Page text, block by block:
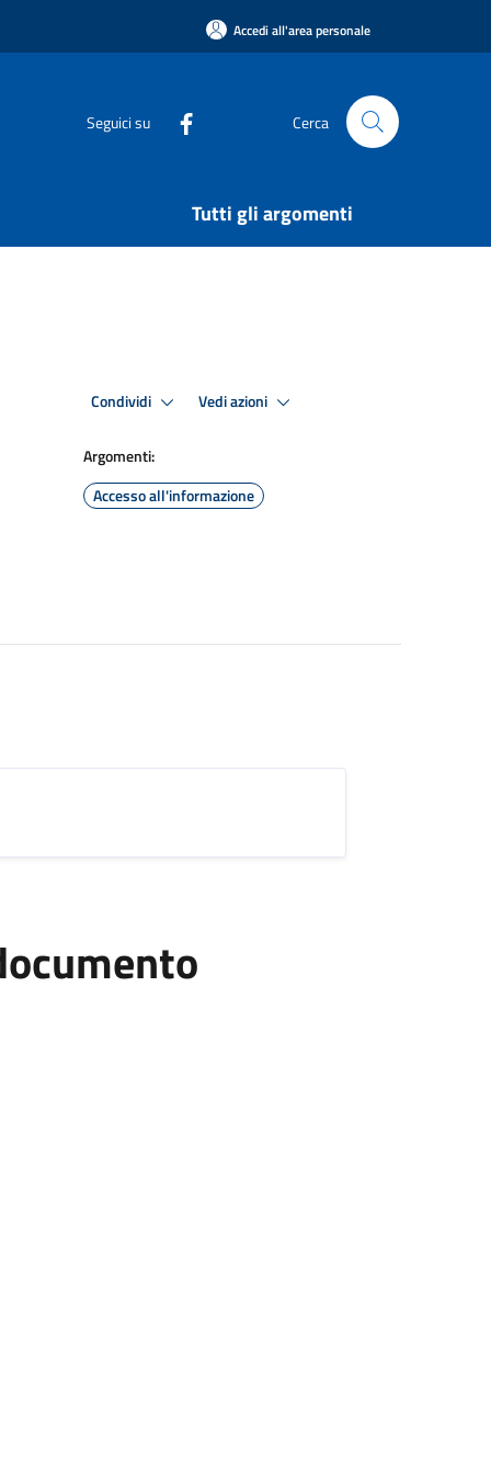
Accedi all'area personale
Seguici su Cerca
Tutti gli argomenti
Condividi Vedi azioni
Argomenti:
Accesso all'informazione